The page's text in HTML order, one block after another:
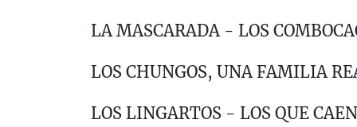
LA MASCARADA - LOS
LOS CHUNGOS, UNA FAMILIA
LOS LINGARTOS - LOS QUE